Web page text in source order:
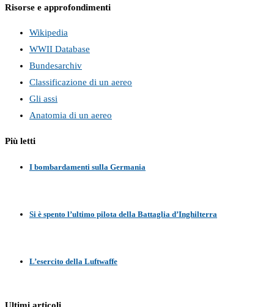
Risorse e approfondimenti
Wikipedia
WWII Database
Bundesarchiv
Classificazione di un aereo
Gli assi
Anatomia di un aereo
Più letti
I bombardamenti sulla Germania
Si è spento l’ultimo pilota della Battaglia d’Inghilterra
L’esercito della Luftwaffe